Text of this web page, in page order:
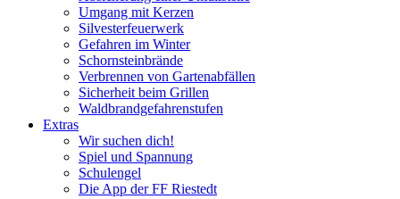
Umgang mit Kerzen
Silvesterfeuerwerk
Gefahren im Winter
Schornsteinbrände
Verbrennen von Gartenabfällen
Sicherheit beim Grillen
Waldbrandgefahrenstufen
Extras
Wir suchen dich!
Spiel und Spannung
Schulengel
Die App der FF Riestedt